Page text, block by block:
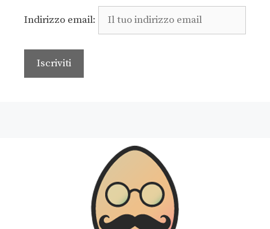
Indirizzo email: